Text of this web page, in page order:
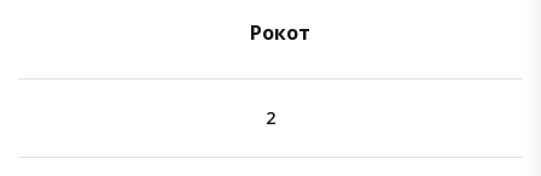
Рокот
2